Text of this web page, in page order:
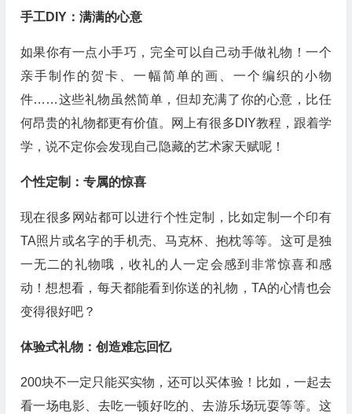
手工DIY：满满的心意
如果你有一点小手巧，完全可以自己动手做礼物！一个
亲手制作的贺卡、一幅简单的画、一个编织的小物
件……这些礼物虽然简单，但却充满了你的心意，比任
何昂贵的礼物都更有价值。网上有很多DIY教程，跟着学
学，说不定你会发现自己隐藏的艺术家天赋呢！
个性定制：专属的惊喜
现在很多网站都可以进行个性定制，比如定制一个印有
TA照片或名字的手机壳、马克杯、抱枕等等。这可是独
一无二的礼物哦，收礼的人一定会感到非常惊喜和感
动！想想看，每天都能看到你送的礼物，TA的心情也会
变得很好吧？
体验式礼物：创造难忘回忆
200块不一定只能买实物，还可以买体验！比如，一起去
看一场电影、去吃一顿好吃的、去游乐场玩耍等等。这